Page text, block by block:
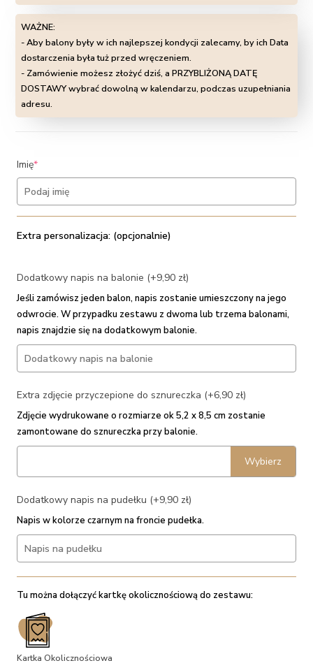
WAŻNE:
- Aby balony były w ich najlepszej kondycji zalecamy, by ich Data
dostarczenia była tuż przed wręczeniem.
- Zamówienie możesz złożyć dziś, a PRZYBLIŻONĄ DATĘ
DOSTAWY wybrać dowolną w kalendarzu, podczas uzupełniania
adresu.
Imię*(required)
Extra personalizacja: (opcjonalnie)
Dodatkowy napis na balonie (+9,90 zł)
Jeśli zamówisz jeden balon, napis zostanie umieszczony na jego
odwrocie. W przypadku zestawu z dwoma lub trzema balonami,
napis znajdzie się na dodatkowym balonie.
Extra zdjęcie przyczepione do sznureczka (+6,90 zł)
Zdjęcie wydrukowane o rozmiarze ok 5,2 x 8,5 cm zostanie
zamontowane do sznureczka przy balonie.
Wybierz
Dodatkowy napis na pudełku (+9,90 zł)
Napis w kolorze czarnym na froncie pudełka.
Tu można dołączyć kartkę okolicznościową do zestawu:
Kartka Okolicznościowa